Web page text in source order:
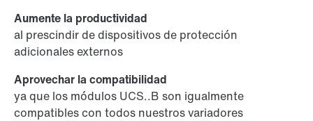
Aumente la productividad
al prescindir de dispositivos de protección
adicionales externos
Aprovechar la compatibilidad
ya que los módulos UCS..B son igualmente
compatibles con todos nuestros variadores